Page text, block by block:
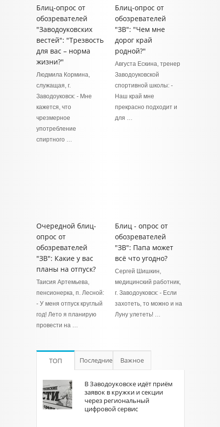
Блиц-опрос от
обозревателей
"Заводоуковских
вестей": "Трезвость
для вас – норма
жизни?"
Людмила Кормина,
служащая, г.
Заводоуковск: - Мне
кажется, что
чрезмерное
употребление
спиртного …
Блиц-опрос от
обозревателей
"ЗВ": "Чем мне
дорог край
родной?"
Августа Ескина, тренер
Заводоуковской
спортивной школы: -
Наш край мне
прекрасно подходит и
для …
Очередной блиц-
опрос от
обозревателей
"ЗВ": Какие у вас
планы на отпуск?
Таисия Артемьева,
пенсионерка, п. Лесной:
- У меня отпуск круглый
год! Лето я планирую
провести на …
Блиц - опрос от
обозревателей
"ЗВ": Папа может
всё что угодно?
Сергей Шишкин,
медицинский работник,
г. Заводоуковск: - Если
захотеть, то можно и на
Луну улететь! …
ТОП Последние Важное
В Заводоуковске идёт приём
заявок в кружки и секции
через региональный
цифровой сервис